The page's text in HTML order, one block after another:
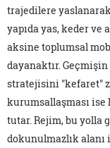
trajedilere
yapıda yas, keder
aksine toplumsal
dayanaktır.
stratejisini "kefaret"
kurumsallaşması
tutar. Rejim, bu
dokunulmazlık alanı